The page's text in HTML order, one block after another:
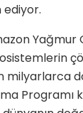
Yağmur
milyarlarca